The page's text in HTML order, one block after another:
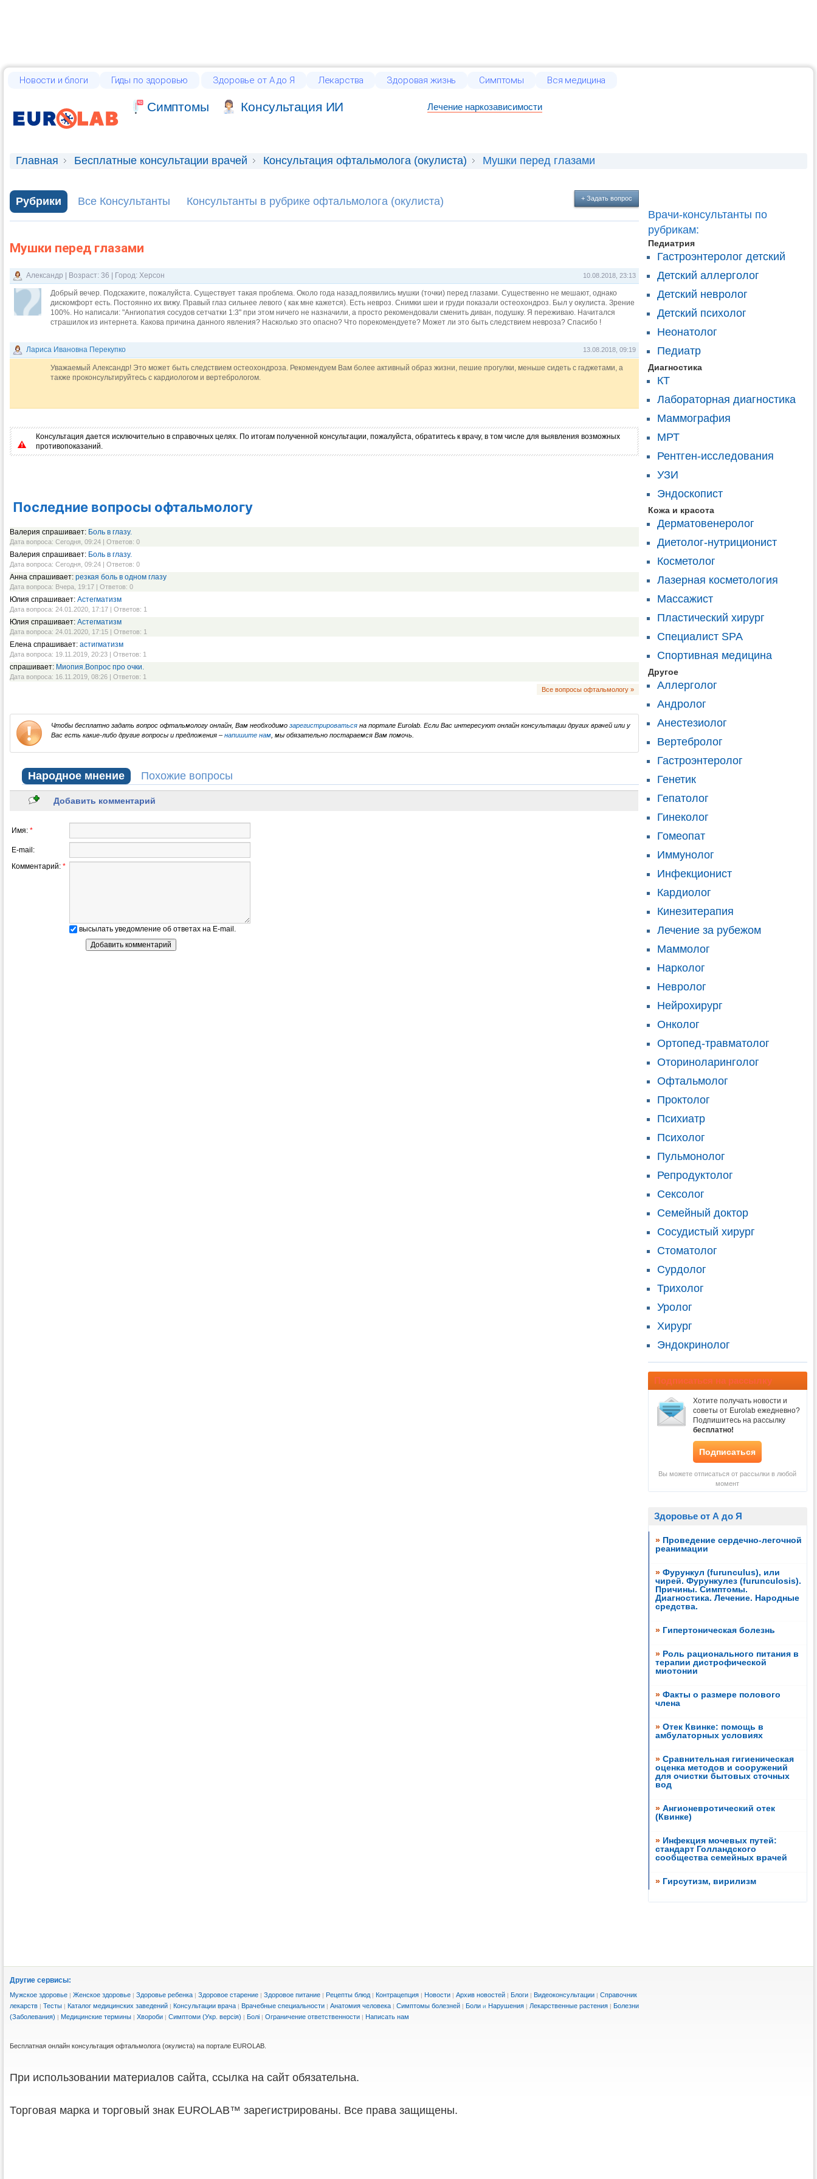
Новости и блоги Гиды по здоровью Здоровье от А до Я Лекарства Здоровая жизнь Симптомы Вся медицина
Cимптомы Консультация ИИ Лечение наркозависимости
Главная Бесплатные консультации врачей Консультация офтальмолога (окулиста) Мушки перед глазами
Рубрики Все Консультанты Консультанты в рубрике офтальмолога (окулиста) + Задать вопрос
Мушки перед глазами
10.08.2018, 23:13
Александр | Возраст: 36 | Город: Херсон
Добрый вечер. Подскажите, пожалуйста. Существует такая проблема. Около года назад,появились мушки (точки) перед глазами. Существенно не мешают, однако
дискомфорт есть. Постоянно их вижу. Правый глаз сильнее левого ( как мне кажется). Есть невроз. Снимки шеи и груди показали остеохондроз. Был у окулиста. Зрение
100%. Но написали: "Ангиопатия сосудов сетчатки 1:3" при этом ничего не назначили, а просто рекомендовали сменить диван, подушку. Я переживаю. Начитался
страшилок из интернета. Какова причина данного явления? Насколько это опасно? Что порекомендуете? Может ли это быть следствием невроза? Спасибо !
13.08.2018, 09:19
Лариса Ивановна Перекупко
Уважаемый Александр! Это может быть следствием остеохондроза. Рекомендуем Вам более активный образ жизни, пешие прогулки, меньше сидеть с гаджетами, а
также проконсультируйтесь с кардиологом и вертебрологом.
Консультация дается исключительно в справочных целях. По итогам полученной консультации, пожалуйста, обратитесь к врачу, в том числе для выявления возможных
противопоказаний.
Последние вопросы офтальмологу
Валерия спрашивает: Боль в глазу.
Дата вопроса: Сегодня, 09:24 | Ответов: 0
Валерия спрашивает: Боль в глазу.
Дата вопроса: Сегодня, 09:24 | Ответов: 0
Анна спрашивает: резкая боль в одном глазу
Дата вопроса: Вчера, 19:17 | Ответов: 0
Юлия спрашивает: Астегматизм
Дата вопроса: 24.01.2020, 17:17 | Ответов: 1
Юлия спрашивает: Астегматизм
Дата вопроса: 24.01.2020, 17:15 | Ответов: 1
Елена спрашивает: астигматизм
Дата вопроса: 19.11.2019, 20:23 | Ответов: 1
спрашивает: Миопия.Вопрос про очки.
Дата вопроса: 16.11.2019, 08:26 | Ответов: 1
Все вопросы офтальмологу »
Чтобы бесплатно задать вопрос офтальмологу онлайн, Вам необходимо зарегистрироваться на портале Eurolab. Если Вас интересуют онлайн консультации других врачей или у
Вас есть какие-либо другие вопросы и предложения – напишите нам , мы обязательно постараемся Вам помочь.
Народное мнение Похожие вопросы
Добавить комментарий
Имя: *
E-mail:
Комментарий: *
высылать уведомление об ответах на E-mail.
Врачи-консультанты по
рубрикам:
Педиатрия
Гастроэнтеролог детский
Детский аллерголог
Детский невролог
Детский психолог
Неонатолог
Педиатр
Диагностика
КТ
Лабораторная диагностика
Маммография
МРТ
Рентген-исследования
УЗИ
Эндоскопист
Кожа и красота
Дерматовенеролог
Диетолог-нутриционист
Косметолог
Лазерная косметология
Массажист
Пластический хирург
Специалист SPA
Спортивная медицина
Другое
Аллерголог
Андролог
Анестезиолог
Вертебролог
Гастроэнтеролог
Генетик
Гепатолог
Гинеколог
Гомеопат
Иммунолог
Инфекционист
Кардиолог
Кинезитерапия
Лечение за рубежом
Маммолог
Нарколог
Невролог
Нейрохирург
Онколог
Ортопед-травматолог
Оториноларинголог
Офтальмолог
Проктолог
Психиатр
Психолог
Пульмонолог
Репродуктолог
Сексолог
Семейный доктор
Сосудистый хирург
Стоматолог
Сурдолог
Трихолог
Уролог
Хирург
Эндокринолог
Подписаться на рассылку
Хотите получать новости и
советы от Eurolab ежедневно?
Подпишитесь на рассылку
бесплатно!
Подписаться
Вы можете отписаться от рассылки в любой
момент
Здоровье от А до Я
» Проведение сердечно-легочной
реанимации
» Фурункул (furunculus), или
чирей. Фурункулез (furunculosis).
Причины. Симптомы.
Диагностика. Лечение. Народные
средства.
» Гипертоническая болезнь
» Роль рационального питания в
терапии дистрофической
миотонии
» Факты о размере полового
члена
» Отек Квинке: помощь в
амбулаторных условиях
» Сравнительная гигиеническая
оценка методов и сооружений
для очистки бытовых сточных
вод
» Ангионевротический отек
(Квинке)
» Инфекция мочевых путей:
стандарт Голландского
сообщества семейных врачей
» Гирсутизм, вирилизм
Другие сервисы:
Мужское здоровье | Женское здоровье | Здоровье ребенка | Здоровое старение | Здоровое питание | Рецепты блюд | Контрацепция | Новости | Архив новостей | Блоги | Видеоконсультации | Справочник
лекарств | Тесты | Каталог медицинских заведений | Консультации врача | Врачебные специальности | Анатомия человека | Симптомы болезней | Боли и Нарушения | Лекарственные растения | Болезни
(Заболевания) | Медицинские термины | Хвороби | Симптоми (Укр. версія) | Болі | Ограничение ответственности | Написать нам
Бесплатная онлайн консультация офтальмолога (окулиста) на портале EUROLAB.
При использовании материалов сайта, ссылка на сайт обязательна.
Торговая марка и торговый знак EUROLAB™ зарегистрированы. Все права защищены.